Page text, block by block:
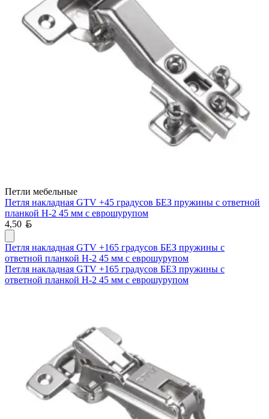
Петли мебельные
Петля накладная GTV +45 градусов БЕЗ пружины с ответной
планкой H-2 45 мм с еврошурупом
4,50
Петля накладная GTV +165 градусов БЕЗ пружины с
ответной планкой H-2 45 мм с еврошурупом
Петля накладная GTV +165 градусов БЕЗ пружины с
ответной планкой H-2 45 мм с еврошурупом